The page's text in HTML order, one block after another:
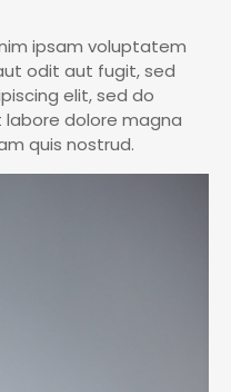
ipsam voluptatem
odit aut fugit, sed
elit, sed do
dolore magna
quis nostrud.